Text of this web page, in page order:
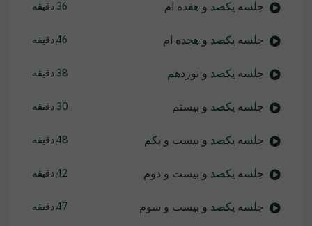
جلسه یکصد و هفده ام 36 دقیقه
جلسه یکصد و هجده ام 46 دقیقه
جلسه یکصد و نوزدهم 38 دقیقه
جلسه یکصد و بیستم 30 دقیقه
جلسه یکصد و بیست و یکم 48 دقیقه
جلسه یکصد و بیست و دوم 42 دقیقه
جلسه یکصد و بیست و سوم 47 دقیقه